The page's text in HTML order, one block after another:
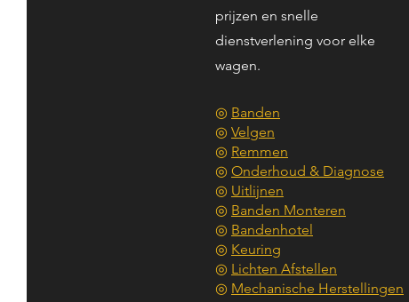
prijzen en snelle
dienstverlening voor elke
wagen.
◎ Banden
◎ Velgen
◎ Remmen
◎ Onderhoud & Diagnose
◎ Uitlijnen
◎ Banden Monteren
◎ Bandenhotel
◎ Keuring
◎ Lichten Afstellen
◎ Mechanische Herstellingen